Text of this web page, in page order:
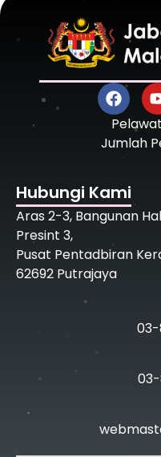
Jumlah
Hubungi Kami
Aras 2-3, Bangunan
Presint 3,
Pusat Pentadbiran
62692 Putrajaya
03-
03-